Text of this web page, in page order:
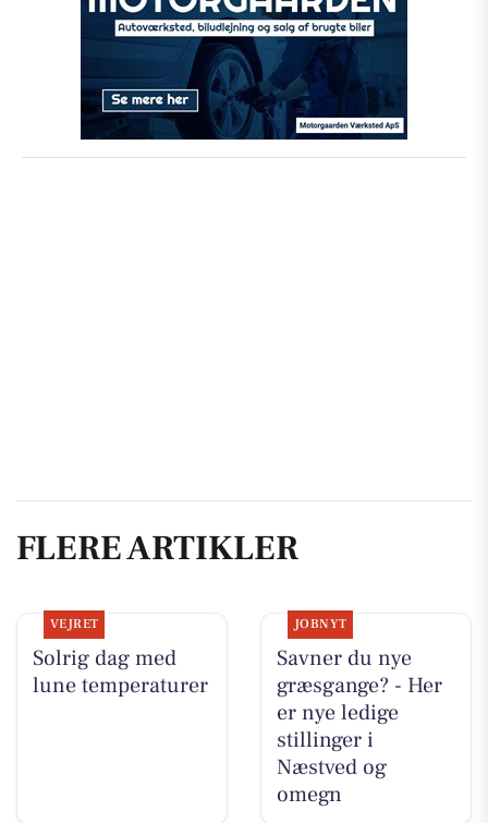
FLERE ARTIKLER
VEJRET
Solrig dag med
lune temperaturer
JOBNYT
Savner du nye
græsgange? - Her
er nye ledige
stillinger i
Næstved og
omegn